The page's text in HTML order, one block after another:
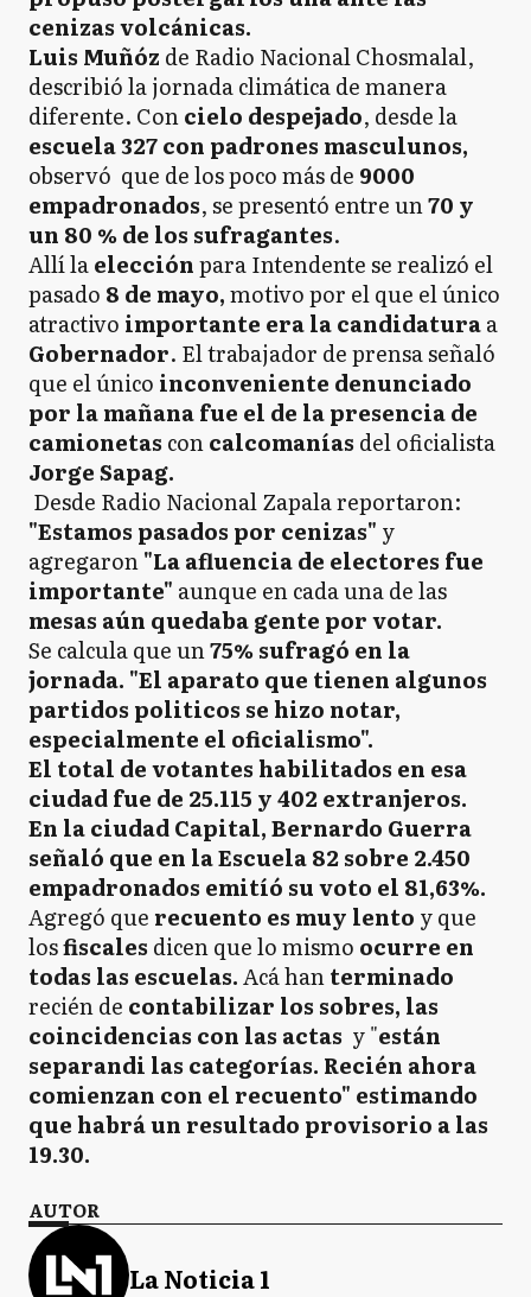
cenizas volcánicas.
Luis Muñóz de Radio Nacional Chosmalal,
describió la jornada climática de manera
diferente. Concielo despejado, desde la
escuela 327 con padrones masculunos,
observó que de los poco más de 9000
empadronados, se presentó entre un70 y
un 80 % de los sufragantes.
Allí laelecciónpara Intendente se realizó el
pasado 8 de mayo,motivo por el que el único
atractivo importante era la candidaturaa
Gobernador. El trabajador de prensa señaló
que el único inconveniente denunciado
por la mañana fue el de la presencia de
camionetas concalcomanías del oficialista
Jorge Sapag.
Desde Radio Nacional Zapala reportaron:
"Estamos pasados por cenizas" y
agregaron"La afluencia de electores fue
importante" aunque en cada una de las
mesas aún quedaba gente por votar.
Se calcula que un75% sufragó en la
jornada. "El aparato que tienen algunos
partidos politicos se hizo notar,
especialmente el oficialismo".
El total de votantes habilitados en esa
ciudad fue de 25.115 y 402 extranjeros.
En la ciudad Capital, Bernardo Guerra
señaló que en la Escuela 82 sobre 2.450
empadronados emitíó su voto el 81,63%.
Agregó que recuento es muy lento y que
losfiscales dicen que lo mismo ocurre en
todas las escuelas.Acá hanterminado
recién de contabilizar los sobres, las
coincidencias con las actas y "están
separandi las categorías. Recién ahora
comienzan con el recuento" estimando
que habrá un resultado provisorio a las
19.30.
AUTOR
La Noticia 1